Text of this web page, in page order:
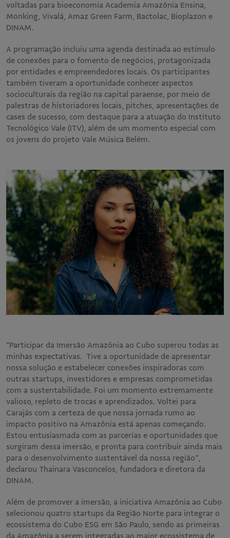
voltadas para bioeconomia Academia Amazônia Ensina,
Monking, Vivalá, Amaz Green Farm, Bactolac, Bioplazon e
DINAM.
A programação incluiu uma agenda destinada ao estímulo
de conexões para o fomento de negócios, protagonizada
por entidades e empreendedores locais. Os participantes
também tiveram a oportunidade conhecer aspectos
socioculturais da região na capital paraense, por meio de
palestras de historiadores locais, pitches, apresentações de
cases de sucesso, com destaque para a atuação do Instituto
Tecnológico Vale (ITV), além de um momento especial com
os jovens do projeto Vale Música Belém.
“Participar da Imersão Amazônia ao Cubo superou todas as
minhas expectativas. Tive a oportunidade de apresentar
nossa solução e estabelecer conexões inspiradoras com
outras startups, investidores e empresas comprometidas
com a sustentabilidade. Foi um momento extremamente
valioso, repleto de trocas e aprendizados. Voltei para
Carajás com a certeza de que nossa jornada rumo ao
impacto positivo na Amazônia está apenas começando.
Estou entusiasmada com as parcerias e oportunidades que
surgiram dessa imersão, e pronta para contribuir ainda mais
para o desenvolvimento sustentável da nossa região”,
declarou Thainara Vasconcelos, fundadora e diretora da
DINAM.
Além de promover a imersão, a iniciativa Amazônia ao Cubo
selecionou quatro startups da Região Norte para integrar o
ecossistema do Cubo ESG em São Paulo, sendo as primeiras
da Amazônia a serem integradas ao maior ecossistema de